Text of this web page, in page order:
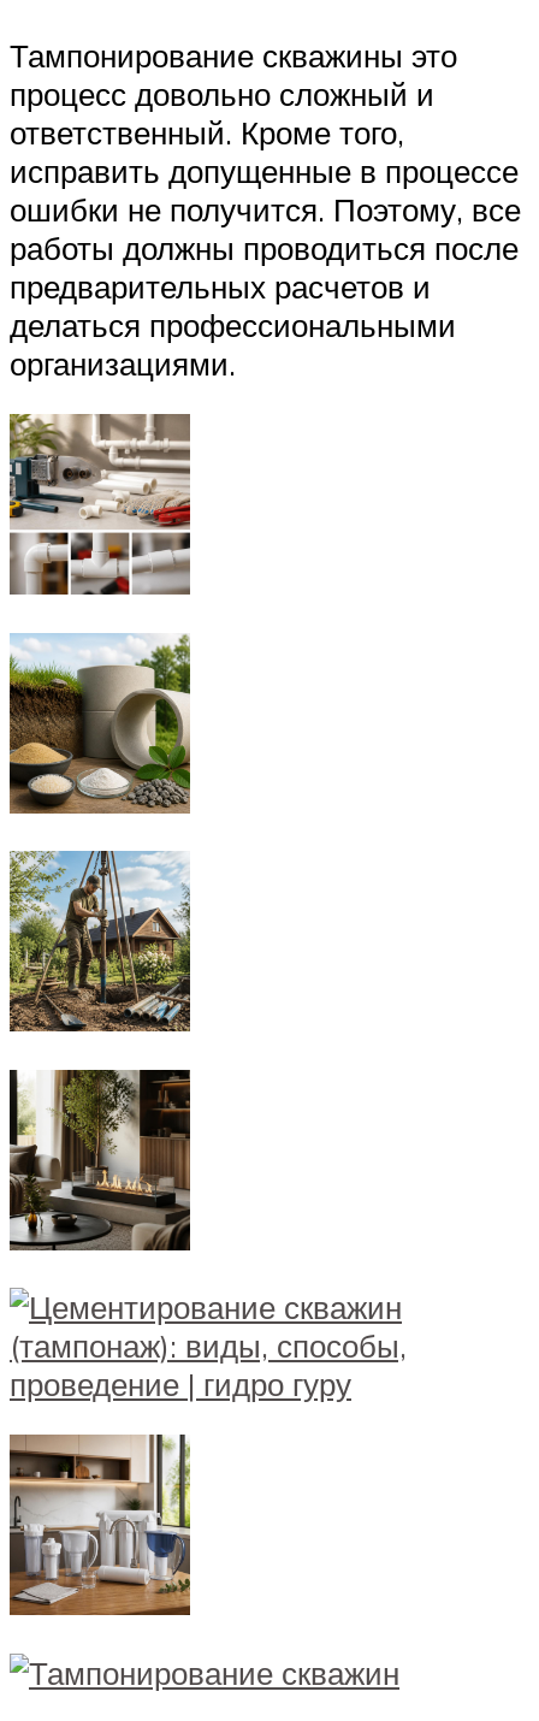
Тампонирование скважины это
процесс довольно сложный и
ответственный. Кроме того,
исправить допущенные в процессе
ошибки не получится. Поэтому, все
работы должны проводиться после
предварительных расчетов и
делаться профессиональными
организациями.